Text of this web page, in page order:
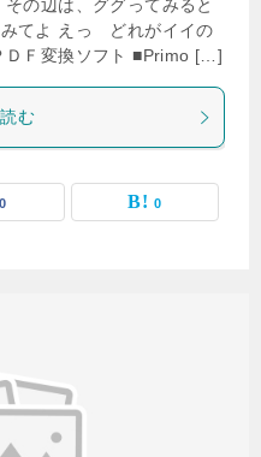
の辺は、ググってみると
てよ えっ どれがイイの
Ｆ変換ソフト ■Primo […]
む
0 0